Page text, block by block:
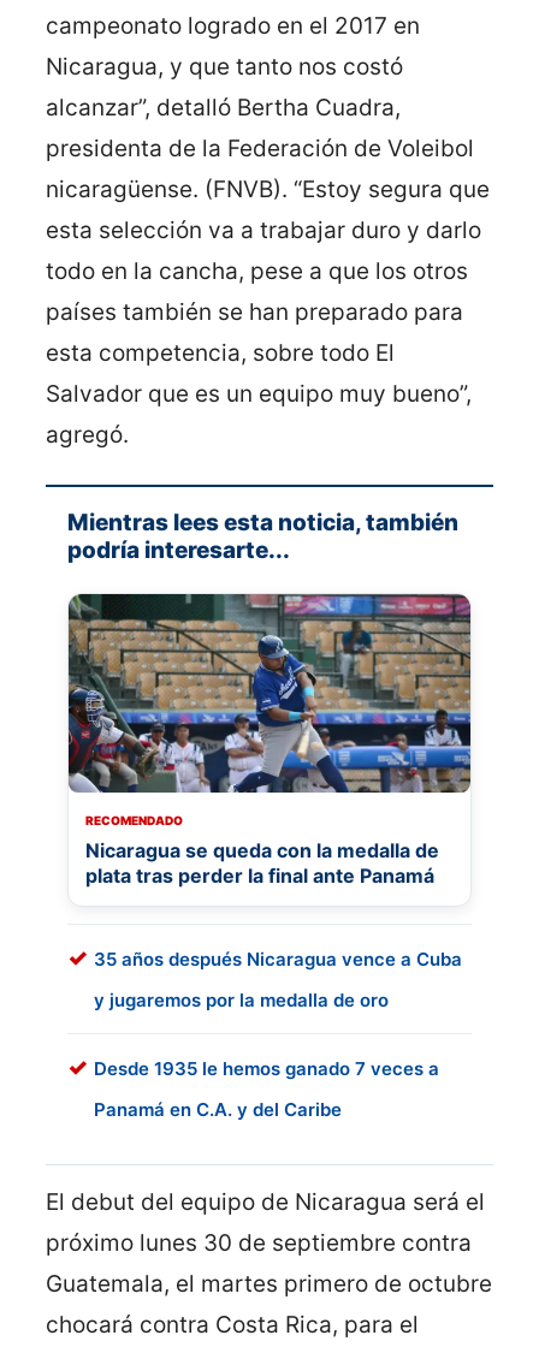
campeonato logrado en el 2017 en
Nicaragua, y que tanto nos costó
alcanzar”, detalló Bertha Cuadra,
presidenta de la Federación de Voleibol
nicaragüense. (FNVB). “Estoy segura que
esta selección va a trabajar duro y darlo
todo en la cancha, pese a que los otros
países también se han preparado para
esta competencia, sobre todo El
Salvador que es un equipo muy bueno”,
agregó.
Mientras lees esta noticia, también
podría interesarte...
RECOMENDADO
Nicaragua se queda con la medalla de
plata tras perder la final ante Panamá
35 años después Nicaragua vence a Cuba
y jugaremos por la medalla de oro
Desde 1935 le hemos ganado 7 veces a
Panamá en C.A. y del Caribe
El debut del equipo de Nicaragua será el
próximo lunes 30 de septiembre contra
Guatemala, el martes primero de octubre
chocará contra Costa Rica, para el